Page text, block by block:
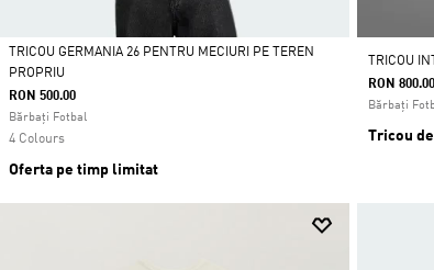
Da
TRICOU GERMANIA 26 PENTRU MECIURI PE TEREN
PROPRIU
RON 500.00
Bărbați Fotbal
4 Colours
Oferta pe timp limitat
TRICOU
RON 800.00
Bărbați
Tricou